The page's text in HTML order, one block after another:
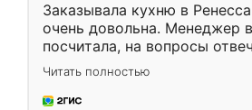
Заказывала кухню в
очень довольна. Менеджер
посчитала, на вопросы
Замерщик приехал в
делу со всей
за день, ребята работали
Читать полностью